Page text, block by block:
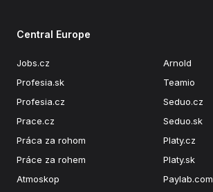
Central Europe
Jobs.cz
Profesia.sk
Profesia.cz
Prace.cz
Práca za rohom
Práce za rohem
Atmoskop
Arnold
Teamio
Seduo.cz
Seduo.sk
Platy.cz
Platy.sk
Paylab.com